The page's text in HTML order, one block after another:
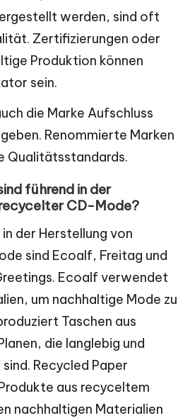
werden, sind oft
Zertifizierungen oder
Produktion können
sein.
die Marke Aufschluss
Renommierte Marken
Qualitätsstandards.
führend in der
CD-Mode?
der Herstellung von
sind Ecoalf, Freitag und
Ecoalf verwendet
um nachhaltige Mode zu
Taschen aus
die langlebig und
Recycled Paper
aus recyceltem
nachhaltigen Materialien